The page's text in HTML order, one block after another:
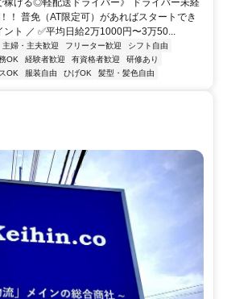
稼げる◎軽配送ドライバー》 ドライバー未経
！ 普免（AT限定可）があればスタートでき
ント ／ ✅平均日給2万1000円〜3万50...
主婦・主夫歓迎 フリーター歓迎
シフト自由
OK 経験者歓迎 有資格者歓迎
研修あり
OK 服装自由 ひげOK 髪型・髪色自由